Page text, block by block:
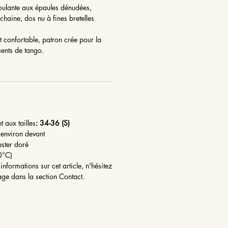
aux épaules dénudées,
dos nu à fines bretelles
confortable, patron crée pour la
de tango.
aux tailles: 34-36 (S)
devant
doré
sur cet article, n'hésitez
dans la section Contact.